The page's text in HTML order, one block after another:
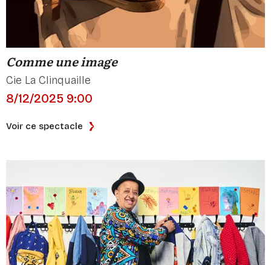
Comme une image
Cie La Clinquaille
8/12/2025 9:00
Voir ce spectacle